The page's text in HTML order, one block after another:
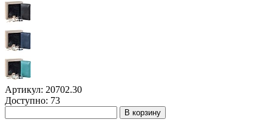
Артикул: 20702.30
Доступно: 73
В корзину